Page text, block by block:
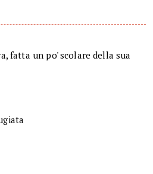
fatta un po' scolare della sua